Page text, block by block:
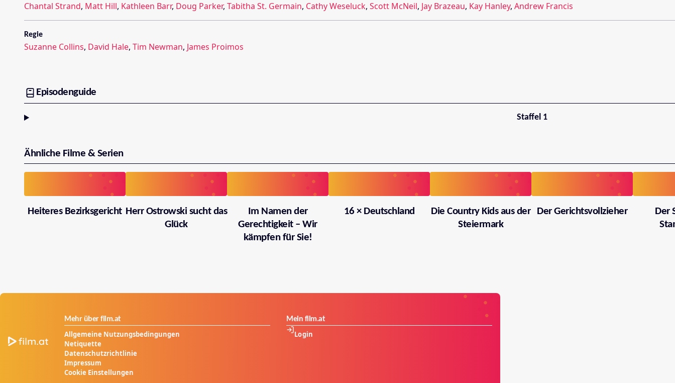
Chantal Strand, Matt Hill, Kathleen Barr, Doug Parker, Tabitha St. Germain, Cathy Weseluck, Scott McNeil, Jay Brazeau, Kay Hanley, Andrew Francis
Regie
Suzanne Collins, David Hale, Tim Newman, James Proimos
Episodenguide
Staffel 1
Ähnliche Filme & Serien
Heiteres Bezirksgericht Herr Ostrowski sucht das
Glück
Im Namen der
Gerechtigkeit – Wir
kämpfen für Sie!
16 × Deutschland
Die Country Kids aus der
Steiermark
Der Gerichtsvollzieher
Der
Mehr über film.at
Allgemeine Nutzungsbedingungen
Netiquette
Datenschutzrichtlinie
Impressum
Cookie Einstellungen
Mein film.at
Login